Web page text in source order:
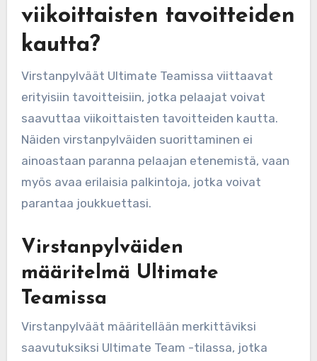
viikoittaisten tavoitteiden
kautta?
Virstanpylväät Ultimate Teamissa viittaavat
erityisiin tavoitteisiin, jotka pelaajat voivat
saavuttaa viikoittaisten tavoitteiden kautta.
Näiden virstanpylväiden suorittaminen ei
ainoastaan paranna pelaajan etenemistä, vaan
myös avaa erilaisia palkintoja, jotka voivat
parantaa joukkuettasi.
Virstanpylväiden
määritelmä Ultimate
Teamissa
Virstanpylväät määritellään merkittäviksi
saavutuksiksi Ultimate Team -tilassa, jotka